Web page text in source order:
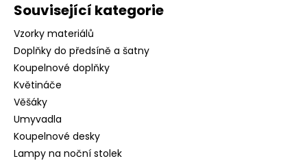
Související kategorie
Vzorky materiálů
Doplňky do předsíně a šatny
Koupelnové doplňky
Květináče
Věšáky
Umyvadla
Koupelnové desky
Lampy na noční stolek